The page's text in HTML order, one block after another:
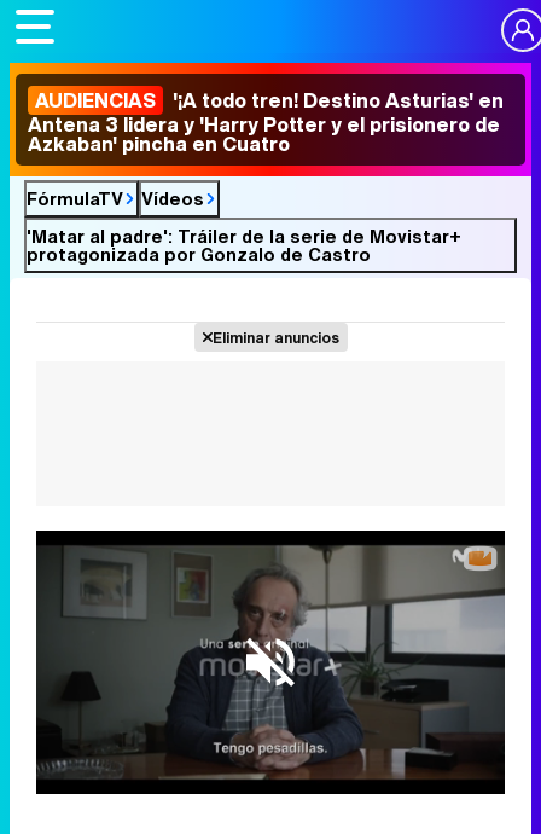
AUDIENCIAS '¡A todo tren! Destino Asturias' en
Antena 3 lidera y 'Harry Potter y el prisionero de
Azkaban' pincha en Cuatro
FórmulaTV
Vídeos
'Matar al padre': Tráiler de la serie de Movistar+
protagonizada por Gonzalo de Castro
Eliminar anuncios
Unmute /
32.66%